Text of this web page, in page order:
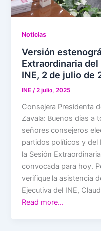
Noticias
Versión
Extraordinaria
INE, 2 de julio de
INE/2 julio, 2025
Consejera Presidenta
Zavala: Buenos días a
señores consejeros
partidos políticos y del
la Sesión
convocada para hoy.
verifique la asistencia
Ejecutiva del INE,
Read more…